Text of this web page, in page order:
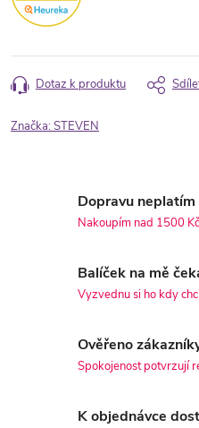
Dotaz k produktu
Značka:STEVEN
Dopravu neplatím
Nakoupím nad 1500
Balíček na mě
Vyzvednu si ho kdy
Ověřeno
Spokojenost potvrzují
K objednávce